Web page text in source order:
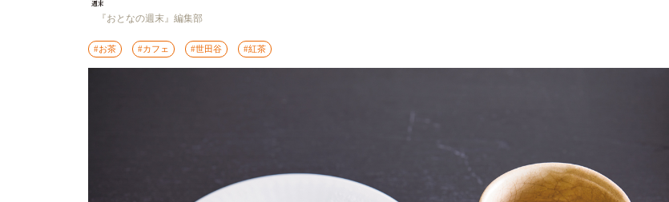
『おとなの週末』編集部
#お茶 #カフェ #世田谷 #紅茶